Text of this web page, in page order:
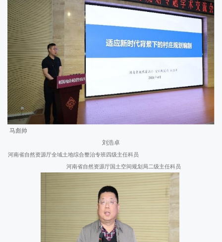
马彪帅
刘浩卓
河南省自然资源厅全域土地综合整治专班四级主任科员
河南省自然资源厅国土空间规划局二级主任科员